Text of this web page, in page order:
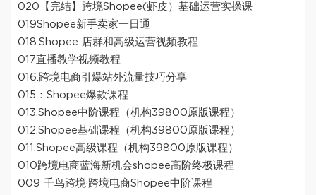
020【完结】跨境Shopee(虾皮）基础运营实操课
019Shopee新手卖家一日通
018.Shopee 店群和高级运营视频教程
017直播教学视频教程
016.跨境电商引爆站外流量技巧分享
015：Shopee爆款课程
013.Shopee中阶课程（机构39800原版课程）
012.Shopee基础课程（机构39800原版课程）
011.Shopee高级课程（机构39800原版课程）
010跨境电商蓝海新机会shopee高阶终极课程
009 千鸟跨境·跨境电商Shopee中阶课程